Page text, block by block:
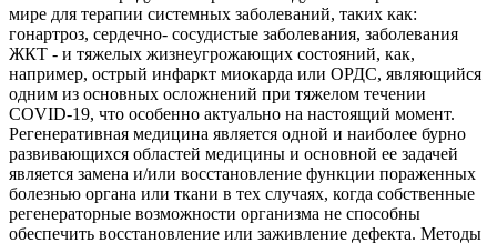
мире для терапии системных заболеваний, таких как:
гонартроз, сердечно- сосудистые заболевания, заболевания
ЖКТ - и тяжелых жизнеугрожающих состояний, как,
например, острый инфаркт миокарда или ОРДС, являющийся
одним из основных осложнений при тяжелом течении
COVID-19, что особенно актуально на настоящий момент.
Регенеративная медицина является одной и наиболее бурно
развивающихся областей медицины и основной ее задачей
является замена и/или восстановление функции пораженных
болезнью органа или ткани в тех случаях, когда собственные
регенераторные возможности организма не способны
обеспечить восстановление или заживление дефекта. Методы